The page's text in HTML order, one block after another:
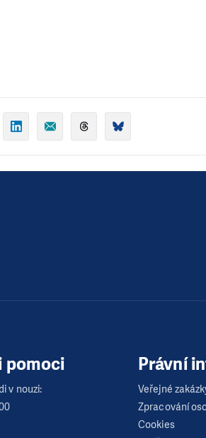
pomoci
v nouzi:
Právní
Veřejné
Zpracování
Cookies